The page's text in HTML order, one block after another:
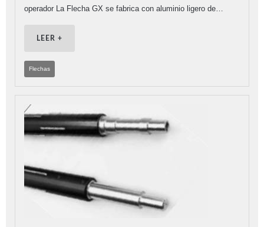
operador La Flecha GX se fabrica con aluminio ligero de…
LEER +
Flechas